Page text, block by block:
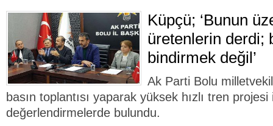
Küpçü; ‘Bunun
üretenlerin derdi;
bindirmek değil’
Ak Parti Bolu
basın toplantısı yaparak yüksek hızlı tren projesi
değerlendirmelerde bulundu.